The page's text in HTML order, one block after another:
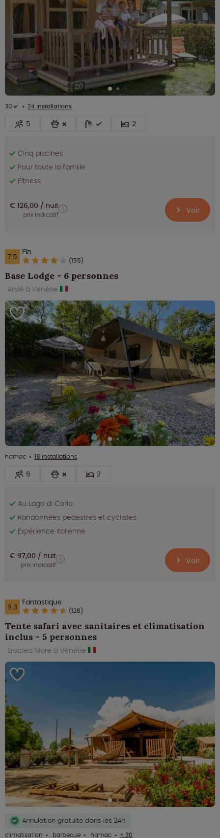
30 ㎡ 24 installations
5 2
Cinq piscines
Pour toute la famille
Fitness
€ 126,00 nuit
prix indicatif Voir
7.5 Fin
(155)
Base Lodge - 6 personnes
Arsiè à Vénétie
hamac 18 installations
6 2
Au Lago di Corlo
Randonnées pédestres et cyclistes
Expérience italienne
€ 97,00 nuit
prix indicatif Voir
9.3 Fantastique
(128)
Tente safari avec sanitaires et climatisation
inclus - 5 personnes
Eraclea Mare à Vénétie
Annulation gratuite dans les 24h
climatisation
barbecue hamac + 30